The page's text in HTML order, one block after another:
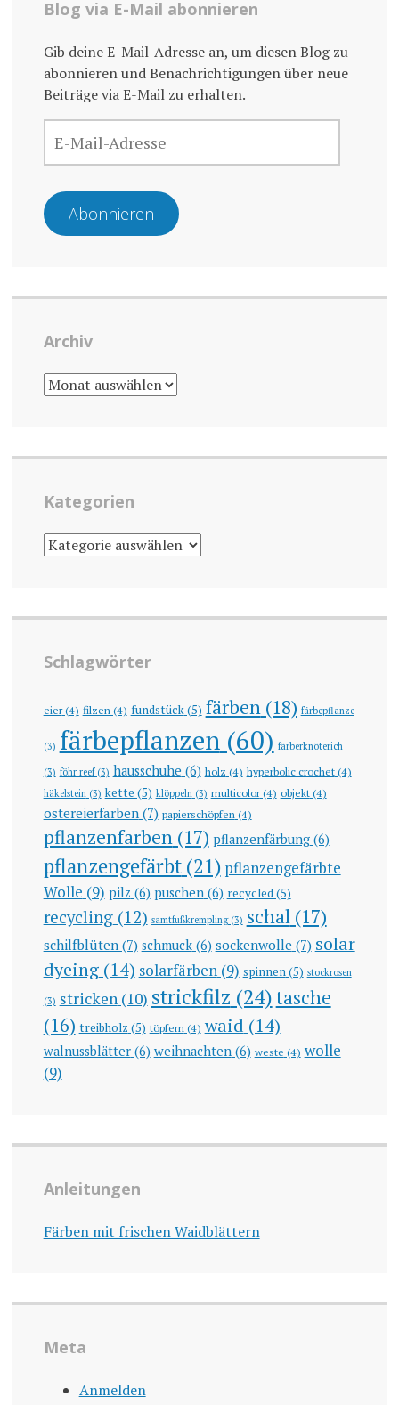
Blog via E-Mail abonnieren
Gib deine E-Mail-Adresse an, um diesen Blog zu
abonnieren und Benachrichtigungen über neue
Beiträge via E-Mail zu erhalten.
MAIL-
ADRESSE
Abonnieren
Archiv
ARCHIV
Kategorien
KATEGORIEN
Schlagwörter
eier(4) filzen(4) fundstück(5) färben(18) färbepflanze
(3) färbepflanzen(60) färberknöterich
(3) föhr reef(3) hausschuhe (6) holz (4) hyperbolic crochet(4)
häkelstein(3) kette (5) klöppeln(3) multicolor(4) objekt(4)
ostereierfarben(7) papierschöpfen(4)
pflanzenfarben(17) pflanzenfärbung(6)
pflanzengefärbt(21) pflanzengefärbte
Wolle (9) pilz (6) puschen(6) recycled(5)
recycling(12) samtfußkrempling(3) schal(17)
schilfblüten(7) schmuck(6) sockenwolle(7) solar
dyeing(14) solarfärben(9) spinnen(5) stockrosen
(3) stricken(10) strickfilz (24)tasche
(16) treibholz (5) töpfern(4) waid (14)
walnussblätter(6) weihnachten(6) weste (4) wolle
(9)
Anleitungen
Färben mit frischen Waidblättern
Meta
Anmelden